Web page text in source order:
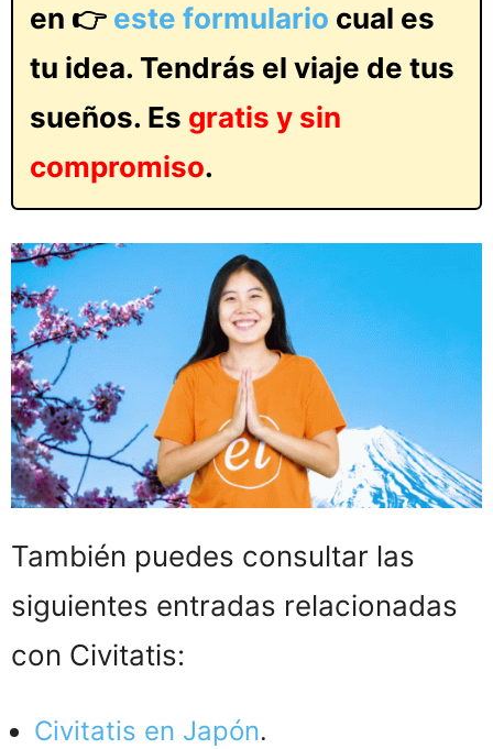
en 👉 este formulario cual es
tu idea. Tendrás el viaje de tus
sueños. Es gratis y sin
compromiso.
También puedes consultar las
siguientes entradas relacionadas
con Civitatis:
Civitatis en Japón.